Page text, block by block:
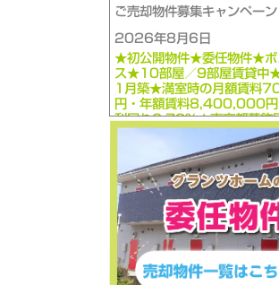
ご売却物件募集キャンペーン
2026年8月6日
★初公開物件★委任物件★ボ
ス★10部屋／9部屋賃貸中
1月築★満室時の月額賃料
円・年額賃料8,400,000
利回り6.72％★東京都葛飾
1-5★1億2,500万円★
ご売却物件募集キャンペーン
2026年8月4日
★初公開物件★委任物件
中央★10部屋／満室賃貸
年2月築★満室時の月額賃
円・年額賃料7,788,000
利回り6.77％★神奈川県横
港南5-10-36★1億1,500